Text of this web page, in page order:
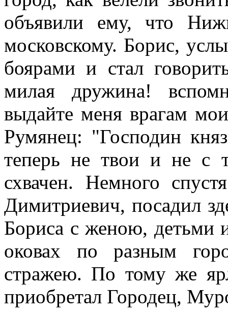
объявили ему, что
московскому. Борис,
боярами и стал
милая дружина!
выдайте меня врагам
Румянец: "Господин
теперь не твои и не с
схвачен. Немного
Димитриевич, посадил
Бориса с женою, детьми
оковах по разным
стражею. По тому же
приобретал Городец,